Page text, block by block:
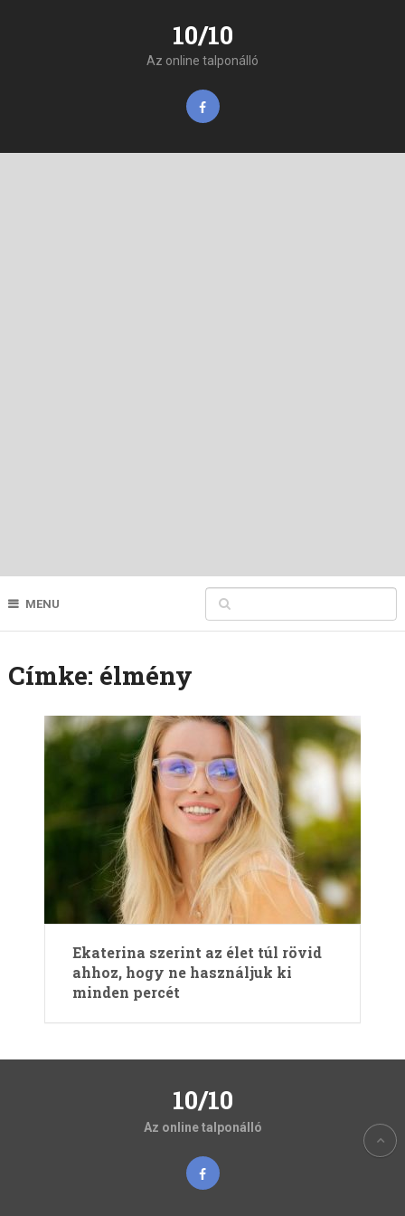
10/10
Az online talponálló
MENU
Címke: élmény
Ekaterina szerint az élet túl rövid
ahhoz, hogy ne használjuk ki
minden percét
10/10
Az online talponálló